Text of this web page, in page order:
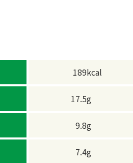
189kcal
17.5g
9.8g
7.4g